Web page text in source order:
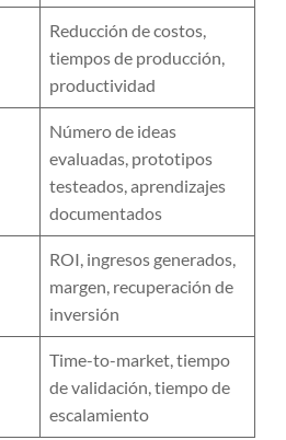
Reducción de costos,
tiempos de producción,
productividad
Número de ideas
evaluadas, prototipos
testeados, aprendizajes
documentados
ROI, ingresos generados,
margen, recuperación de
inversión
Time-to-market, tiempo
de validación, tiempo de
escalamiento